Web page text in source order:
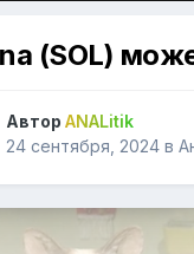
(SOL)
АвторANALitik
24 сентября, 2024 в